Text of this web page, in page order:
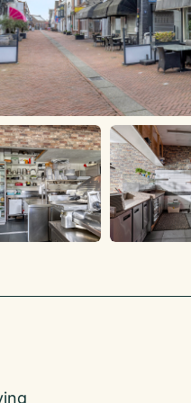
stellen of een
3 maanden huur alsmede de
voor het eerst één jaar na
op basis van de
volgens de
(2015=100),
de Statistiek (CBS).
conform het
Zaken (ROZ), zoals